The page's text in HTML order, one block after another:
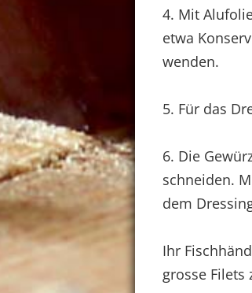
4. Mit
etwa
wenden.
5. Für das
6. Die
schneiden.
dem
Ihr
grosse